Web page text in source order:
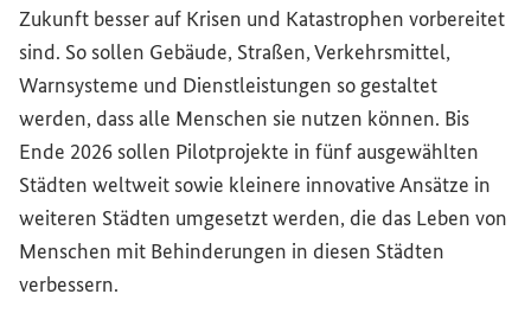
Zukunft besser auf Krisen und Katastrophen vorbereitet
sind. So sollen Gebäude, Straßen, Verkehrsmittel,
Warnsysteme und Dienstleistungen so gestaltet
werden, dass alle Menschen sie nutzen können. Bis
Ende 2026 sollen Pilotprojekte in fünf ausgewählten
Städten weltweit sowie kleinere innovative Ansätze in
weiteren Städten umgesetzt werden, die das Leben von
Menschen mit Behinderungen in diesen Städten
verbessern.